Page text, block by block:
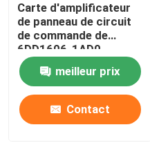
Carte d'amplificateur
de panneau de circuit
de commande de
6DD1606-1AD0
SIEMENS PT20M
32MHz meilleur prix
Contact